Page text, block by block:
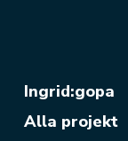
Ingrid:gopa
Alla projekt